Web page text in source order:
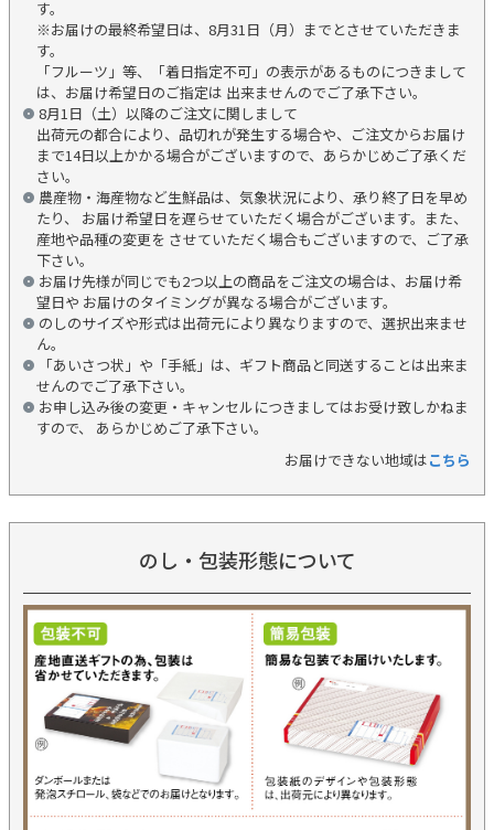
す。
※お届けの最終希望日は、8月31日（月）までとさせていただきま
す。
「フルーツ」等、「着日指定不可」の表示があるものにつきまして
は、お届け希望日のご指定は 出来ませんのでご了承下さい。
8月1日（土）以降のご注文に関しまして
出荷元の都合により、品切れが発生する場合や、ご注文からお届け
まで14日以上かかる場合がございますので、あらかじめご了承くだ
さい。
農産物・海産物など生鮮品は、気象状況により、承り終了日を早め
たり、 お届け希望日を遅らせていただく場合がございます。また、
産地や品種の変更を させていただく場合もございますので、ご了承
下さい。
お届け先様が同じでも2つ以上の商品をご注文の場合は、お届け希
望日や お届けのタイミングが異なる場合がございます。
のしのサイズや形式は出荷元により異なりますので、選択出来ませ
ん。
「あいさつ状」や「手紙」は、ギフト商品と同送することは出来ま
せんのでご了承下さい。
お申し込み後の変更・キャンセルにつきましてはお受け致しかねま
すので、 あらかじめご了承下さい。
お届けできない地域はこちら
のし・包装形態について